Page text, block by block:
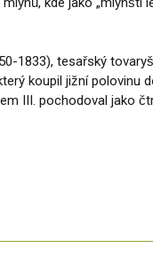
1833), tesařský
koupil jižní polovinu
III. pochodoval jako